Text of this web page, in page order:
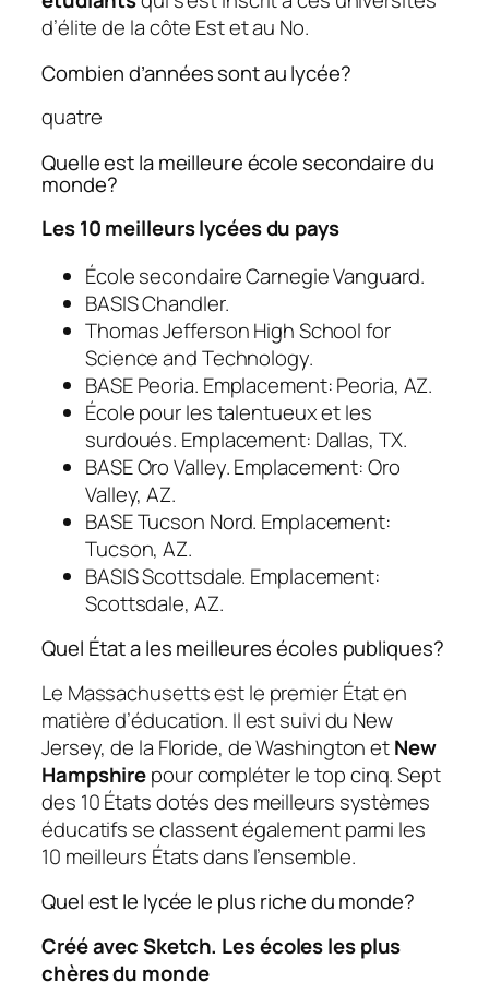
d’élite de la côte Est et au No.
Combien d’années sont au lycée?
quatre
Quelle est la meilleure école secondaire du
monde?
Les 10 meilleurs lycées du pays
École secondaire Carnegie Vanguard.
BASIS Chandler.
Thomas Jefferson High School for
Science and Technology.
BASE Peoria. Emplacement: Peoria, AZ.
École pour les talentueux et les
surdoués. Emplacement: Dallas, TX.
BASE Oro Valley. Emplacement: Oro
Valley, AZ.
BASE Tucson Nord. Emplacement:
Tucson, AZ.
BASIS Scottsdale. Emplacement:
Scottsdale, AZ.
Quel État a les meilleures écoles publiques?
Le Massachusetts est le premier État en
matière d’éducation. Il est suivi du New
Jersey, de la Floride, de Washington etNew
Hampshirepour compléter le top cinq. Sept
des 10 États dotés des meilleurs systèmes
éducatifs se classent également parmi les
10 meilleurs États dans l’ensemble.
Quel est le lycée le plus riche du monde?
Créé avec Sketch. Les écoles les plus
chères du monde